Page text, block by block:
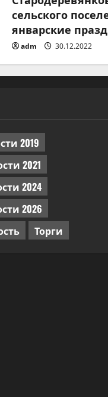
сельского
январские
adm 30.12.2022
2019
2021
2024
2026
Торги